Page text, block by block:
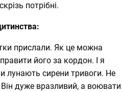
потрібні.
прислали. Як це можна
його за кордон. І я
лунають сирени тривоги. Не
дуже вразливий, а воювати